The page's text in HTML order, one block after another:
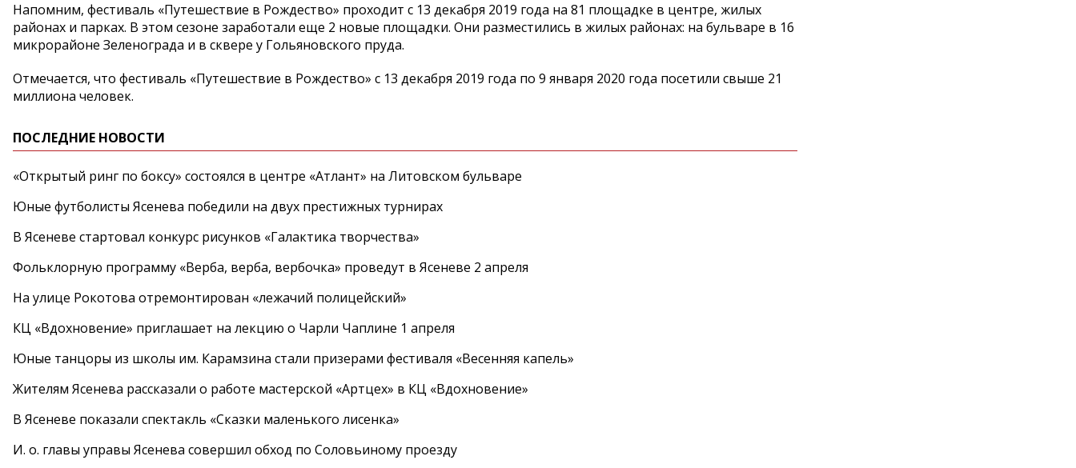
Напомним, фестиваль «Путешествие в Рождество» проходит с 13 декабря 2019 года на 81 площадке в центре, жилых
районах и парках. В этом сезоне заработали еще 2 новые площадки. Они разместились в жилых районах: на бульваре в 16
микрорайоне Зеленограда и в сквере у Гольяновского пруда.
Отмечается, что фестиваль «Путешествие в Рождество» с 13 декабря 2019 года по 9 января 2020 года посетили свыше 21
миллиона человек.
ПОСЛЕДНИЕ НОВОСТИ
«Открытый ринг по боксу» состоялся в центре «Атлант» на Литовском бульваре
Юные футболисты Ясенева победили на двух престижных турнирах
В Ясеневе стартовал конкурс рисунков «Галактика творчества»
Фольклорную программу «Верба, верба, вербочка» проведут в Ясеневе 2 апреля
На улице Рокотова отремонтирован «лежачий полицейский»
КЦ «Вдохновение» приглашает на лекцию о Чарли Чаплине 1 апреля
Юные танцоры из школы им. Карамзина стали призерами фестиваля «Весенняя капель»
Жителям Ясенева рассказали о работе мастерской «Артцех» в КЦ «Вдохновение»
В Ясеневе показали спектакль «Сказки маленького лисенка»
И. о. главы управы Ясенева совершил обход по Соловьиному проезду